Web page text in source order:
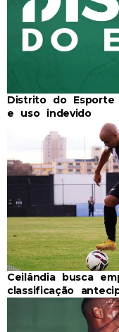
Distrito do
e uso indevido
Ceilândia busca
classificação